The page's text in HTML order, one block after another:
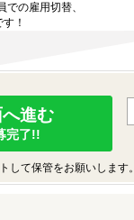
の雇用切替、
！
進む
完了!!
て保管をお願いします。